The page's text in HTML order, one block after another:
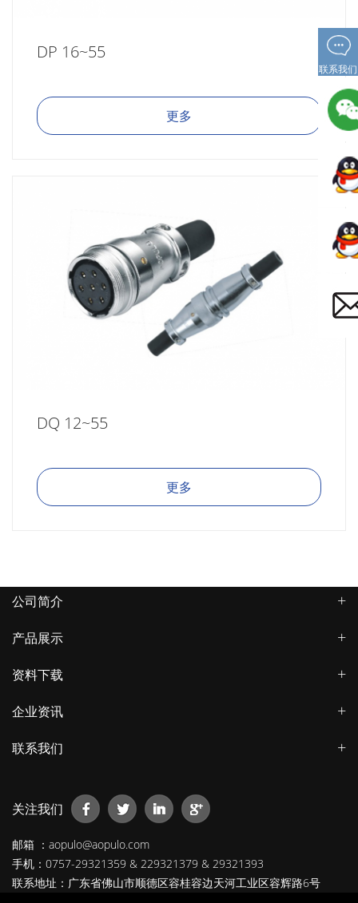
DP 16~55
更多
DQ 12~55
更多
联系我们
公司简介
产品展示
资料下载
企业资讯
联系我们
关注我们
邮箱 ：aopulo@aopulo.com
手机：0757-29321359 & 229321379 & 29321393
联系地址：广东省佛山市顺德区容桂容边天河工业区容辉路6号